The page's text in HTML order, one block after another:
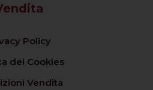
Policy
dei Cookies
Vendita